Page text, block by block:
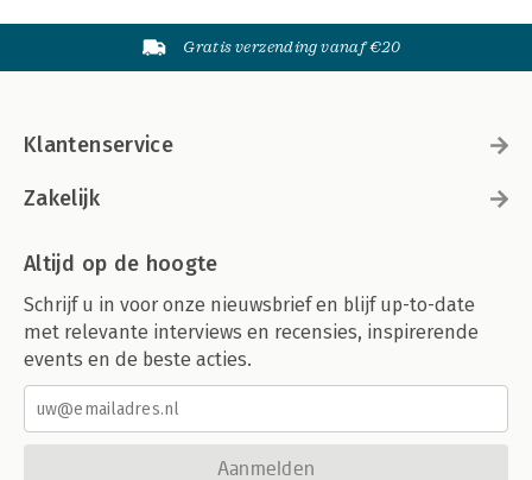
Gratis verzending vanaf €20
Klantenservice
Zakelijk
Altijd op de hoogte
Schrijf u in voor onze nieuwsbrief en blijf up-to-date
met relevante interviews en recensies, inspirerende
events en de beste acties.
Aanmelden